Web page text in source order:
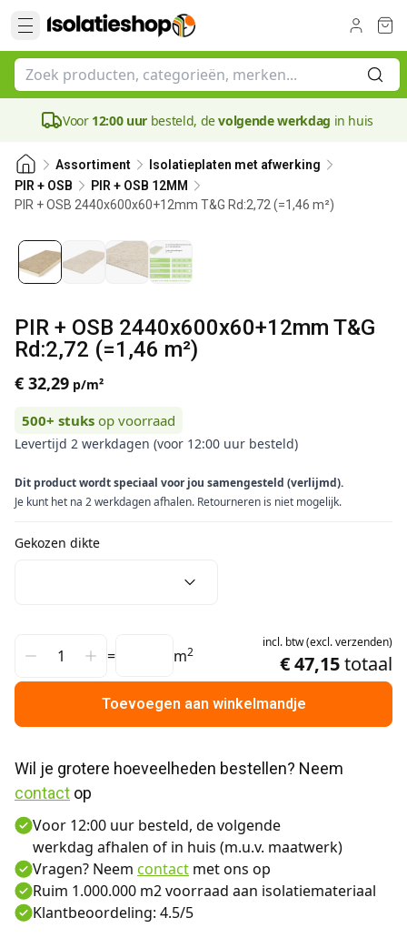
Voor 12:00 uur besteld, devolgende werkdag in huis
Assortiment
Isolatieplaten met afwerking
PIR + OSB
PIR + OSB 12MM
PIR + OSB 2440x600x60+12mm T&G Rd:2,72 (=1,46 m²)60 mm
PIR + OSB 2440x600x60+12mm T&G
Rd:2,72 (=1,46 m²)
€ 32,29 p/m²
500+ stuks op voorraad
Levertijd 2 werkdagen (voor 12:00 uur besteld)
Dit product wordt speciaal voor jou samengesteld (verlijmd).
Je kunt het na 2 werkdagen afhalen. Retourneren is niet mogelijk.
Gekozen dikte
= m2
incl. btw(excl.verzenden)
€ 47,15totaal
Toevoegen aan winkelmandje
contact op
Voor 12:00 uur besteld, de volgende
werkdag afhalen of in huis (m.u.v. maatwerk)
Vragen? Neem contact met ons op
Ruim 1.000.000 m2 voorraad aan isolatiemateriaal
Klantbeoordeling: 4.5/5